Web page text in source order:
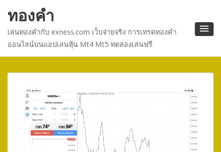
ทองคำ
เล่นทองคำกับ exness.com เว็บจ่ายจริง การเทรดทองคำ
ออนไลน์บนแอปเล่นหุ้น Mt4 Mt5 ทดลองเล่นฟรี